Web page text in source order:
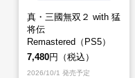
真・三國無双２ with 猛
将伝
Remastered（PS5）
7,480円（税込）
2026/10/1 発売予定